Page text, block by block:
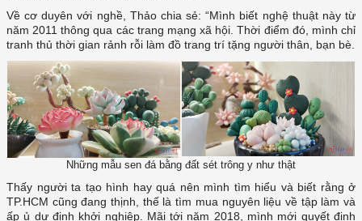
Về cơ duyên với nghề, Thảo chia sẻ: “Mình biết nghệ thuật này từ
năm 2011 thông qua các trang mạng xã hội. Thời điểm đó, mình chỉ
tranh thủ thời gian rảnh rỗi làm đồ trang trí tặng người thân, bạn bè.
Những mẫu sen đá bằng đất sét trông y như thật
Thấy người ta tạo hình hay quá nên mình tìm hiểu và biết rằng ở
TP.HCM cũng đang thịnh, thế là tìm mua nguyên liệu về tập làm và
ấp ủ dự định khởi nghiệp. Mãi tới năm 2018, mình mới quyết định